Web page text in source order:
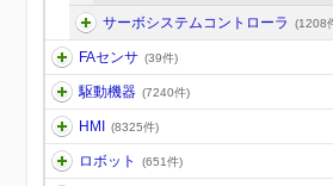
サーボシステムコントローラ (1208
FAセンサ (39件)
駆動機器 (7240件)
HMI (8325件)
ロボット (651件)